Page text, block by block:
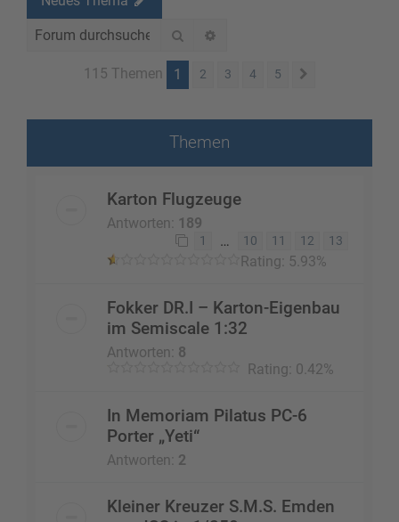
Suche
115 Themen 1 2 3 4 5
Themen
Karton Flugzeuge
Antworten: 189
1 … 10 11 12 13
Rating: 5.93%
Fokker DR.I – Karton-Eigenbau
im Semiscale 1:32
Antworten: 8
Rating: 0.42%
In Memoriam Pilatus PC-6
Porter „Yeti“
Antworten: 2
Kleiner Kreuzer S.M.S. Emden